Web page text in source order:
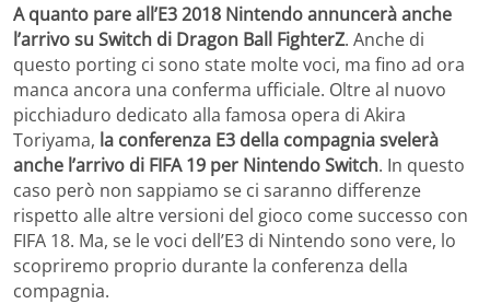
A quanto pare all’E3 2018 Nintendo annuncerà anche
l’arrivo su Switch di Dragon Ball FighterZ. Anche di
questo porting ci sono state molte voci, ma fino ad ora
manca ancora una conferma ufficiale. Oltre al nuovo
picchiaduro dedicato alla famosa opera di Akira
Toriyama, la conferenza E3 della compagnia svelerà
anche l’arrivo di FIFA 19 per Nintendo Switch. In questo
caso però non sappiamo se ci saranno differenze
rispetto alle altre versioni del gioco come successo con
FIFA 18. Ma, se le voci dell’E3 di Nintendo sono vere, lo
scopriremo proprio durante la conferenza della
compagnia.